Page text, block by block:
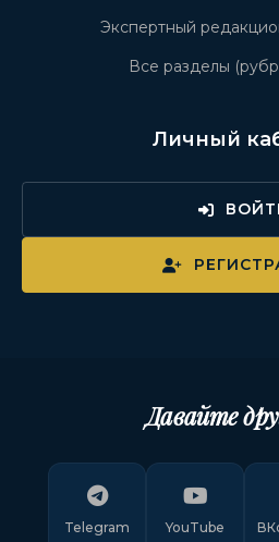
Экспертный
Все разделы
Личный
Давайте
Telegram YouTube